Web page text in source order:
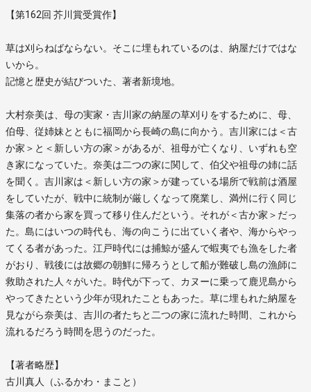
【第162回 芥川賞受賞作】
草は刈らねばならない。そこに埋もれているのは、納屋だけではな
いから。
記憶と歴史が結びついた、著者新境地。
大村奈美は、母の実家・吉川家の納屋の草刈りをするために、母、
伯母、従姉妹とともに福岡から長崎の島に向かう。吉川家には＜古
か家＞と＜新しい方の家＞があるが、祖母が亡くなり、いずれも空
き家になっていた。奈美は二つの家に関して、伯父や祖母の姉に話
を聞く。吉川家は＜新しい方の家＞が建っている場所で戦前は酒屋
をしていたが、戦中に統制が厳しくなって廃業し、満州に行く同じ
集落の者から家を買って移り住んだという。それが＜古か家＞だっ
た。島にはいつの時代も、海の向こうに出ていく者や、海からやっ
てくる者があった。江戸時代には捕鯨が盛んで蝦夷でも漁をした者
がおり、戦後には故郷の朝鮮に帰ろうとして船が難破し島の漁師に
救助された人々がいた。時代が下って、カヌーに乗って鹿児島から
やってきたという少年が現れたこともあった。草に埋もれた納屋を
見ながら奈美は、吉川の者たちと二つの家に流れた時間、これから
流れるだろう時間を思うのだった。
【著者略歴】
古川真人（ふるかわ・まこと）